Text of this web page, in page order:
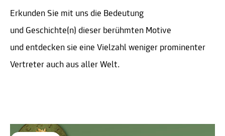
Erkunden Sie mit uns die Bedeutung
und Geschichte(n) dieser berühmten Motive
und entdecken sie eine Vielzahl weniger prominenter
Vertreter auch aus aller Welt.